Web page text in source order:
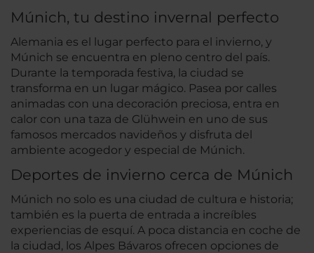
Múnich, tu destino invernal perfecto
Alemania es el lugar perfecto para el invierno, y
Múnich se encuentra en pleno centro del país.
Durante la temporada festiva, la ciudad se
transforma en un lugar mágico. Pasea por calles
animadas con una decoración preciosa, entra en
calor con una taza de Glühwein en uno de sus
famosos mercados navideños y disfruta del
ambiente acogedor y especial de Múnich.
Deportes de invierno cerca de Múnich
Múnich no solo es una ciudad de cultura e historia;
también es la puerta de entrada a increíbles
experiencias de esquí. A poca distancia en coche de
la ciudad, los Alpes Bávaros ofrecen opciones de